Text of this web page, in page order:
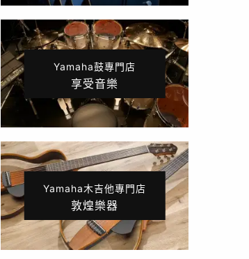
Yamaha鼓專門店
享受音樂
Yamaha木吉他專門店
敦煌樂器